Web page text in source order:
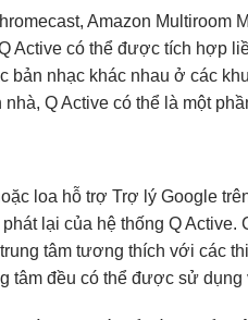
Amazon Multiroom
Active có thể được tích hợp
bản nhạc khác nhau ở các
Q Active có thể là một
loa hỗ trợ Trợ lý Google
lại của hệ thống Q Active.
tâm tương thích với các
tâm đều có thể được sử